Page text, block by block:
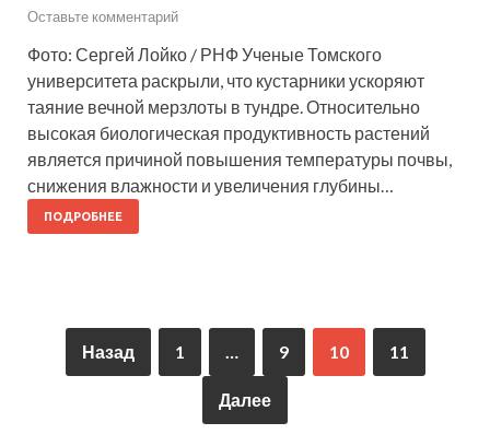
Оставьте комментарий
Фото: Сергей Лойко / РНФ Ученые Томского
университета раскрыли, что кустарники ускоряют
таяние вечной мерзлоты в тундре. Относительно
высокая биологическая продуктивность растений
является причиной повышения температуры почвы,
снижения влажности и увеличения глубины…
ПОДРОБНЕЕ
Назад 1 9 10 11
Далее